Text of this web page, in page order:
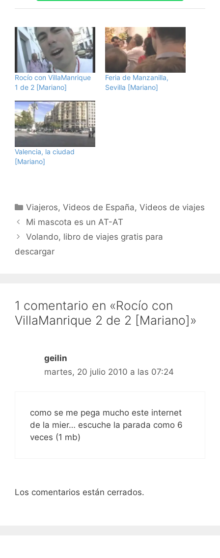
Rocío con VillaManrique
1 de 2 [Mariano]
Feria de Manzanilla,
Sevilla [Mariano]
Valencia, la ciudad
[Mariano]
Categorías
Viajeros,Videos de España,Videos de viajes
Mi mascota es un AT-AT
Volando, libro de viajes gratis para
descargar
1 comentario en «Rocío con
VillaManrique 2 de 2 [Mariano]»
geilin
martes, 20 julio 2010 a las 07:24
como se me pega mucho este internet
de la mier… escuche la parada como 6
veces (1 mb)
Los comentarios están cerrados.